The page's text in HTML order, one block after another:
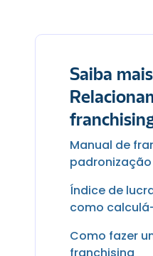
Saiba
Manual de
Índice de
como
Como fazer
franchising